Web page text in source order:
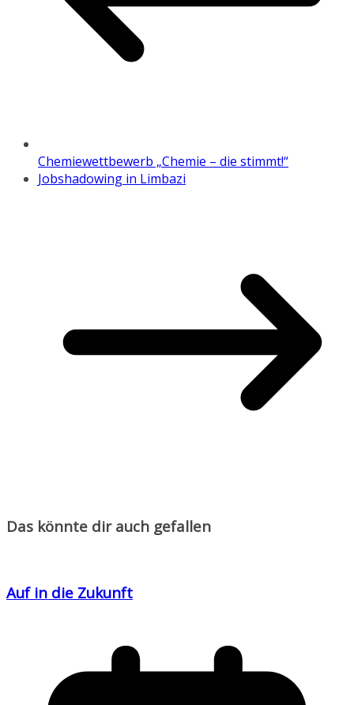
Chemiewettbewerb „Chemie – die stimmt!“
Jobshadowing in Limbazi
Das könnte dir auch gefallen
Auf in die Zukunft